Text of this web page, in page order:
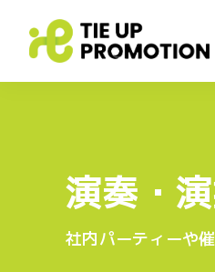
演奏・
社内パーティーや